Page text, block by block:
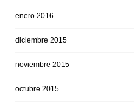
enero 2016
diciembre 2015
noviembre 2015
octubre 2015